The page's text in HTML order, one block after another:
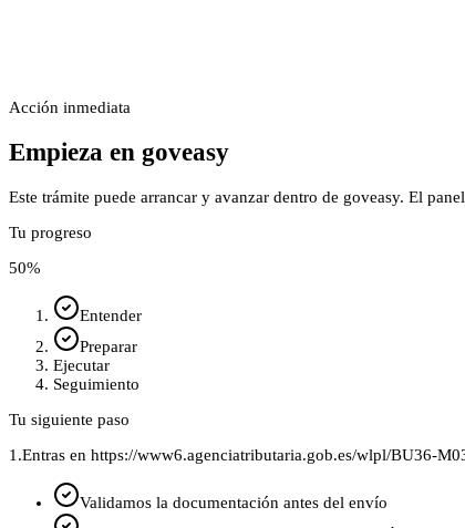
Acción inmediata
Empieza en goveasy
Este trámite puede arrancar y avanzar dentro de goveasy. El
Tu progreso
50%
Entender
Preparar
Ejecutar
Seguimiento
Tu siguiente paso
1.Entras en https://www6.agenciatributaria.gob.es/wlpl/BU36-
Validamos la documentación antes del envío